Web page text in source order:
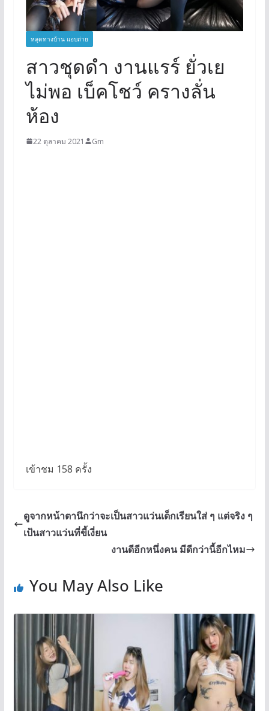
หลุดทางบ้าน แอบถ่าย
สาวชุดดำ งานแรร์ ยั่วเย
ไม่พอ เบ็คโชว์ ครางลั่น
ห้อง
22 ตุลาคม 2021 Gm
เข้าชม 158 ครั้ง
ดูจากหน้าตานึกว่าจะเป็นสาวแว่นเด็กเรียนใส่ ๆ แต่จริง ๆ
เป้นสาวแว่นที่ขี้เงี่ยน
งานดีอีกหนึ่งคน มีดีกว่านี้อีกไหม
You May Also Like